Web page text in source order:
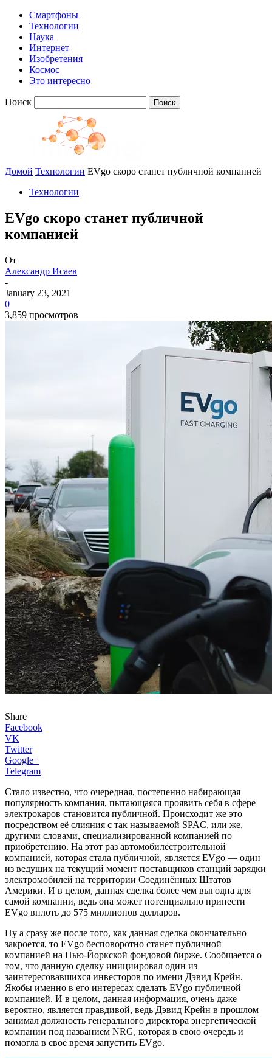
Смартфоны
Технологии
Наука
Интернет
Изобретения
Космос
Это интересно
Поиск
Домой Технологии EVgo скоро станет публичной компанией
Технологии
EVgo скоро станет публичной
компанией
От
Александр Исаев
-
January 23, 2021
0
3,859 просмотров
Share
Facebook
VK
Twitter
Google+
Telegram
Стало известно, что очередная, постепенно набирающая
популярность компания, пытающаяся проявить себя в сфере
электрокаров становится публичной. Происходит же это
посредством её слияния с так называемой SPAC, или же,
другими словами, специализированной компанией по
приобретению. На этот раз автомобилестроительной
компанией, которая стала публичной, является EVgo — один
из ведущих на текущий момент поставщиков станций зарядки
электромобилей на территории Соединённых Штатов
Америки. И в целом, данная сделка более чем выгодна для
самой компании, ведь она может потенциально принести
EVgo вплоть до 575 миллионов долларов.
Ну а сразу же после того, как данная сделка окончательно
закроется, то EVgo бесповоротно станет публичной
компанией на Нью-Йоркской фондовой бирже. Сообщается о
том, что данную сделку инициировал один из
заинтересовавшихся инвесторов по имени Дэвид Крейн.
Якобы именно в его интересах сделать EVgo публичной
компанией. И в целом, данная информация, очень даже
вероятно, является правдивой, ведь Дэвид Крейн в прошлом
занимал должность генерального директора энергетической
компании под названием NRG, которая в свою очередь и
помогла в своё время запустить EVgo.